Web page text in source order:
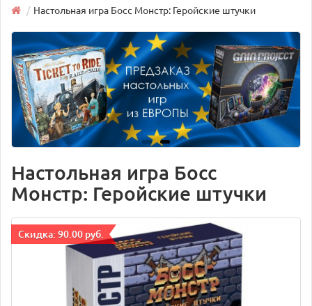
Настольная игра Босс Монстр: Геройские штучки
Настольная игра Босс
Монстр: Геройские штучки
Cкидка: 90.00 руб.